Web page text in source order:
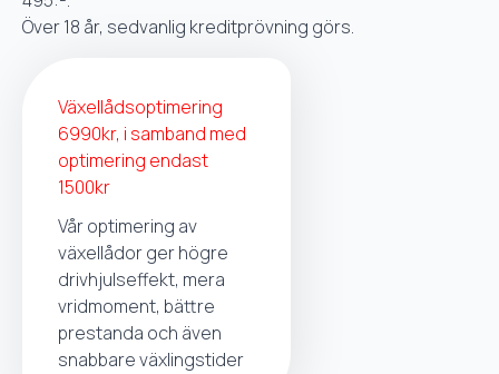
Över 18 år, sedvanlig kreditprövning görs.
Växellådsoptimering
6990kr, i samband med
optimering endast
1500kr
Vår optimering av
växellådor ger högre
drivhjulseffekt, mera
vridmoment, bättre
prestanda och även
snabbare växlingstider